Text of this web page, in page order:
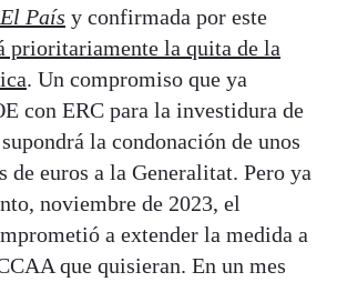
El País y confirmada por este
prioritariamente la quita de la
. Un compromiso que ya
con ERC para la investidura de
la condonación de unos
de euros a la Generalitat. Pero ya
noviembre de 2023, el
a extender la medida a
que quisieran. En un mes